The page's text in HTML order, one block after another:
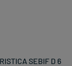
SEBIF D 6